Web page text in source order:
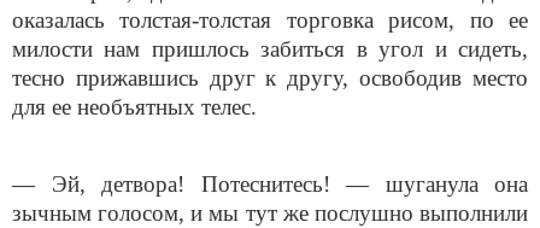
оказалась толстая-толстая торговка рисом, по ее
милости нам пришлось забиться в угол и сидеть,
тесно прижавшись друг к другу, освободив место
для ее необъятных телес.
— Эй, детвора! Потеснитесь! — шуганула она
зычным голосом, и мы тут же послушно выполнили